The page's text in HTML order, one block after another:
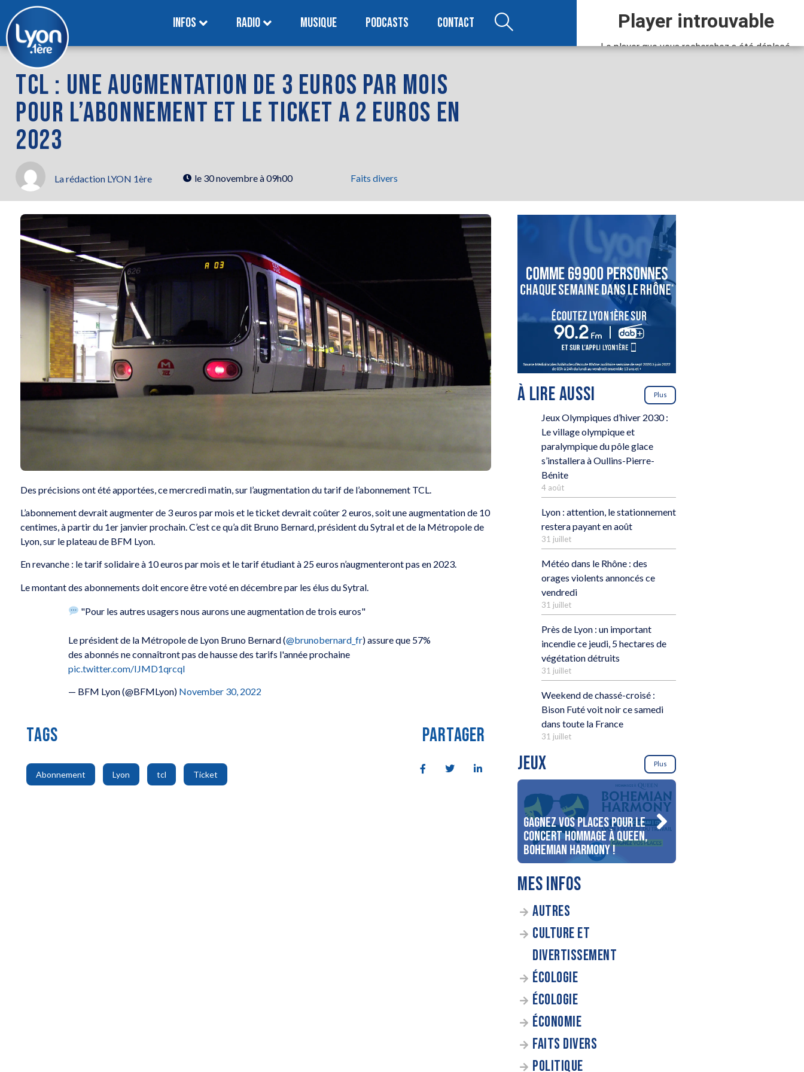
INFOS RADIO MUSIQUE PODCASTS CONTACT
TCL : UNE AUGMENTATION DE 3 EUROS PAR MOIS
POUR L’ABONNEMENT ET LE TICKET A 2 EUROS EN
2023
La rédaction LYON 1ère le 30 novembre à 09h00 Faits divers
Des précisions ont été apportées, ce mercredi matin, sur l’augmentation du tarif de l’abonnement TCL.
L’abonnement devrait augmenter de 3 euros par mois et le ticket devrait coûter 2 euros, soit une augmentation de 10
centimes, à partir du 1er janvier prochain. C’est ce qu’a dit Bruno Bernard, président du Sytral et de la Métropole de
Lyon, sur le plateau de BFM Lyon.
En revanche : le tarif solidaire à 10 euros par mois et le tarif étudiant à 25 euros n’augmenteront pas en 2023.
Le montant des abonnements doit encore être voté en décembre par les élus du Sytral.
"Pour les autres usagers nous aurons une augmentation de trois euros"
Le président de la Métropole de Lyon Bruno Bernard (@brunobernard_fr) assure que 57%
des abonnés ne connaîtront pas de hausse des tarifs l'année prochaine
pic.twitter.com/IJMD1qrcql
— BFM Lyon (@BFMLyon) November 30, 2022
TAGS
Abonnement
,
Lyon
,
tcl
,
Ticket
PARTAGER
À LIRE AUSSI Plus
Jeux Olympiques d’hiver 2030 :
Le village olympique et
paralympique du pôle glace
s’installera à Oullins-Pierre-
Bénite
4 août
Lyon : attention, le stationnement
restera payant en août
31 juillet
Météo dans le Rhône : des
orages violents annoncés ce
vendredi
31 juillet
Près de Lyon : un important
incendie ce jeudi, 5 hectares de
végétation détruits
31 juillet
Weekend de chassé-croisé :
Bison Futé voit noir ce samedi
dans toute la France
31 juillet
JEUX Plus
Gagnez vos places pour le
concert Hommage à Queen,
Bohemian Harmony !
MES INFOS
AUTRES
CULTURE ET
DIVERTISSEMENT
ÉCOLOGIE
ÉCOLOGIE
ÉCONOMIE
FAITS DIVERS
POLITIQUE